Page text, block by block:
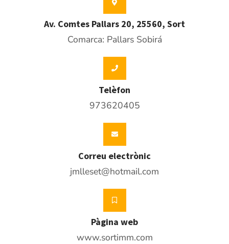
Av. Comtes Pallars 20, 25560, Sort
Comarca: Pallars Sobirá
Telèfon
973620405
Correu electrònic
jmlleset@hotmail.com
Pàgina web
www.sortimm.com